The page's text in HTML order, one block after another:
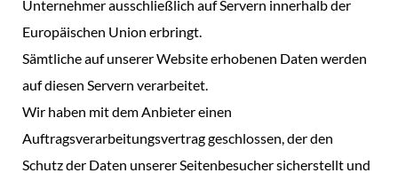
Unternehmer ausschließlich auf Servern innerhalb der
Europäischen Union erbringt.
Sämtliche auf unserer Website erhobenen Daten werden
auf diesen Servern verarbeitet.
Wir haben mit dem Anbieter einen
Auftragsverarbeitungsvertrag geschlossen, der den
Schutz der Daten unserer Seitenbesucher sicherstellt und